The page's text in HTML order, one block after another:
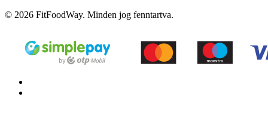
© 2026 FitFoodWay. Minden jog fenntartva.